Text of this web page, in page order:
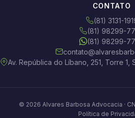
CONTATO
(81) 3131-
(81) 98299-
(81) 98299-
Av. República do Líbano, 251, Torre
© 2026 Alvares Barbosa Advocacia ·
Política de